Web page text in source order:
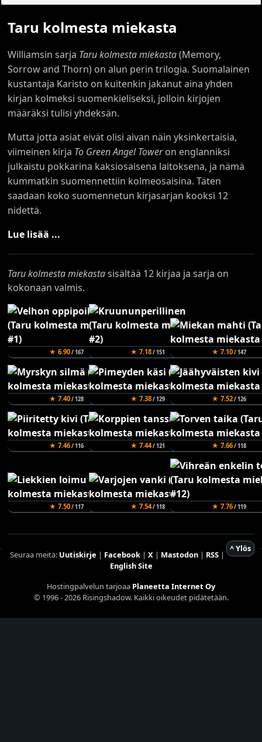
Taru kolmesta miekasta
Williamsin sarja Taru kolmesta miekasta(Memory,
Sorrow and Thorn) on alun perin trilogia. Suomalainen
kustantaja Karisto on kuitenkin jakanut aina yhden
kirjan kolmeksi suomenkieliseksi, jolloin kirjojen
määräksi tulisi yhdeksän.
Mutta jotta asiat eivät olisi aivan näin yksinkertaisia,
viimeinen kirja To Green Angel Toweron englanniksi
julkaistu pokkarina kaksiosaisena laitoksena, ja nämä
kummatkin suomennettiin kolmeosaisina. Täten
saadaan koko suomennetun kirjasarjan kooksi 12
nidettä.
Lue lisää ...
Taru kolmesta miekastasisältää 12 kirjaa ja sarja on
kokonaan valmis.
★ 6.90/ 167 ★ 7.18/ 151 ★ 7.10/ 147
★ 7.40/ 128 ★ 7.38/ 129 ★ 7.52/ 126
★ 7.46/ 116 ★ 7.44/ 121 ★ 7.66/ 118
★ 7.50/ 117 ★ 7.54/ 118 ★ 7.76/ 119
^ Ylös
Seuraa meitä: Uutiskirje | Facebook| X| Mastodon| RSS|
English Site
Hostingpalvelun tarjoaa Planeetta Internet Oy
© 1996 - 2026 Risingshadow. Kaikki oikeudet pidätetään.